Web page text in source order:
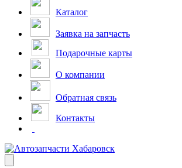
Каталог
Заявка на запчасть
Подарочные карты
О компании
Обратная связь
Контакты